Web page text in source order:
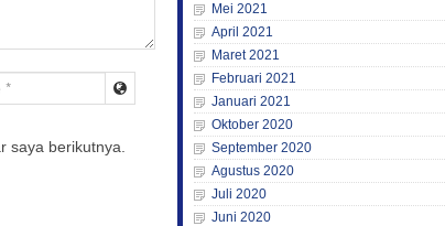
saya berikutnya.
Mei 2021
April 2021
Maret 2021
Februari 2021
Januari 2021
Oktober 2020
September 2020
Agustus 2020
Juli 2020
Juni 2020